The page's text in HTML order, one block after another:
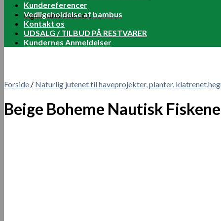
Ingen varer i kurven.
Kundereferencer
Vedligeholdelse af bambus
Kontakt os
UDSALG / TILBUD PÅ RESTVARER
Kundernes Anmeldelser
Forside / Naturlig jutenet til haveprojekter, planter,
Beige Boheme Nautisk